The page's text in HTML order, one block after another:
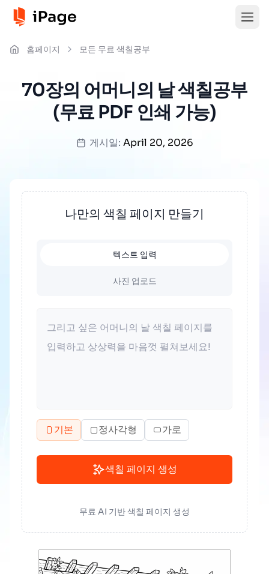
홈페이지 모든 무료 색칠공부
70장의 어머니의 날 색칠공부
(무료 PDF 인쇄 가능)
게시일: April 20, 2026
나만의 색칠 페이지 만들기
텍스트 입력
사진 업로드
기본 정사각형 가로
색칠 페이지 생성
무료 AI 기반 색칠 페이지 생성